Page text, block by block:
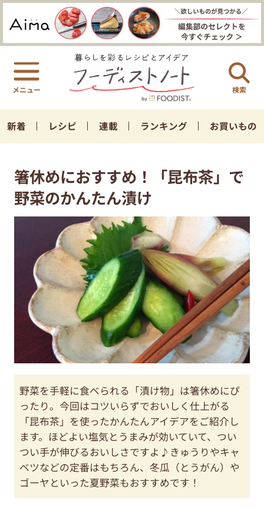
検索
新着 レシピ 連載 ランキング お買いもの
箸休めにおすすめ！「昆布茶」で
野菜のかんたん漬け
野菜を手軽に食べられる「漬け物」は箸休めにぴ
ったり。今回はコツいらずでおいしく仕上がる
「昆布茶」を使ったかんたんアイデアをご紹介し
ます。ほどよい塩気とうまみが効いていて、つい
つい手が伸びるおいしさですよ♪きゅうりやキャ
ベツなどの定番はもちろん、冬瓜（とうがん）や
ゴーヤといった夏野菜もおすすめです！